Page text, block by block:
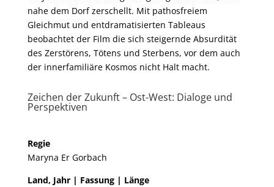
nahe dem Dorf zerschellt. Mit pathosfreiem
Gleichmut und entdramatisierten Tableaus
beobachtet der Film die sich steigernde Absurdität
des Zerstörens, Tötens und Sterbens, vor dem auch
der innerfamiliäre Kosmos nicht Halt macht.
Zeichen der Zukunft – Ost-West: Dialoge und
Perspektiven
Regie
Maryna Er Gorbach
Land, Jahr | Fassung | Länge